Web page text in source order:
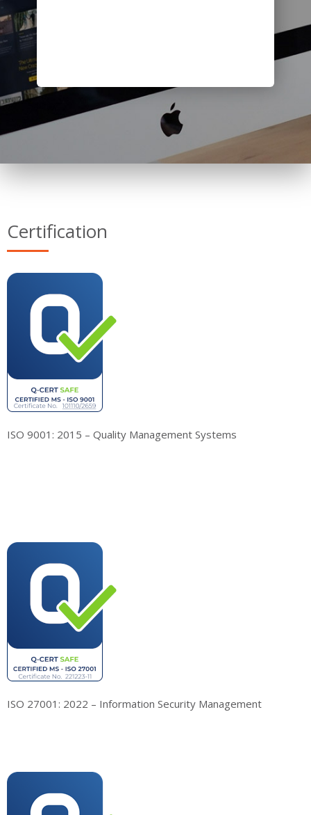
Certification
ISO 9001: 2015 – Quality Management Systems
ISO 27001: 2022 – Information Security Management